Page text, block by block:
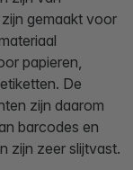
gemaakt voor
papieren,
De
zijn daarom
barcodes en
zijn zeer slijtvast.